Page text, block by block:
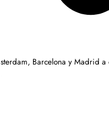
Barcelona y Madrid a